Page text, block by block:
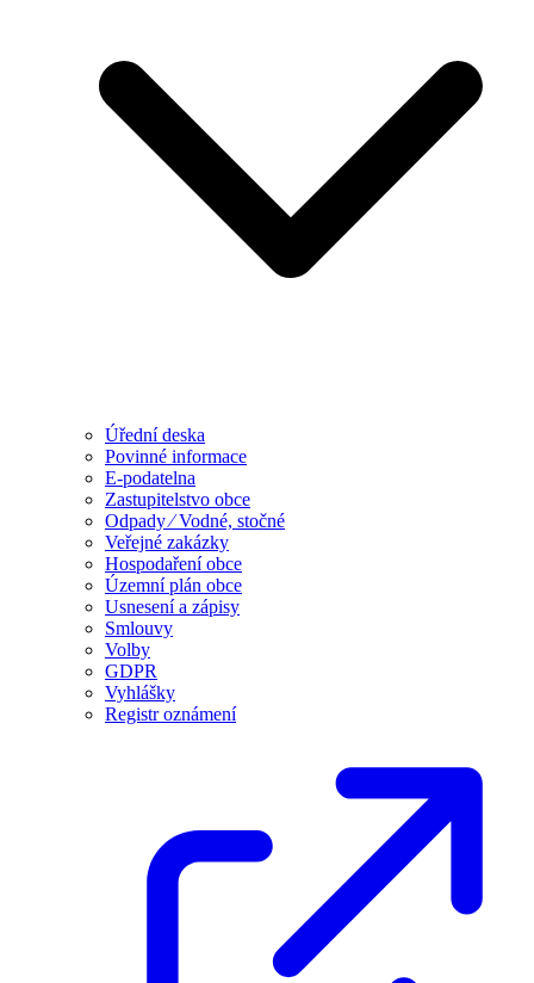
Úřední deska
Povinné informace
E-podatelna
Zastupitelstvo obce
Odpady ⁄ Vodné, stočné
Veřejné zakázky
Hospodaření obce
Územní plán obce
Usnesení a zápisy
Smlouvy
Volby
GDPR
Vyhlášky
Registr oznámení